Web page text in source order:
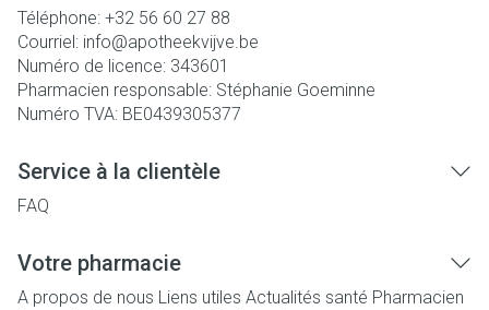
Téléphone: +32 56 60 27 88
Courriel: info@apotheekvijve.be
Numéro de licence: 343601
Pharmacien responsable: Stéphanie Goeminne
Numéro TVA: BE0439305377
Service à la clientèle
FAQ
Votre pharmacie
A propos de nous Liens utiles Actualités santé Pharmacien